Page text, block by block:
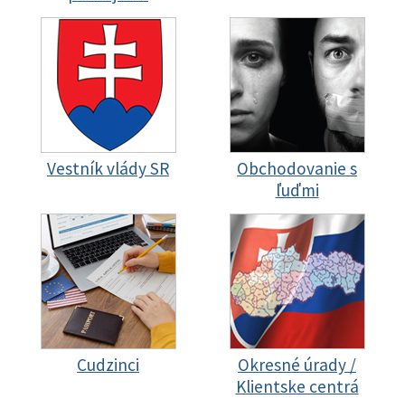
Vestník vlády SR
Obchodovanie s
ľuďmi
Cudzinci
Okresné úrady /
Klientske centrá